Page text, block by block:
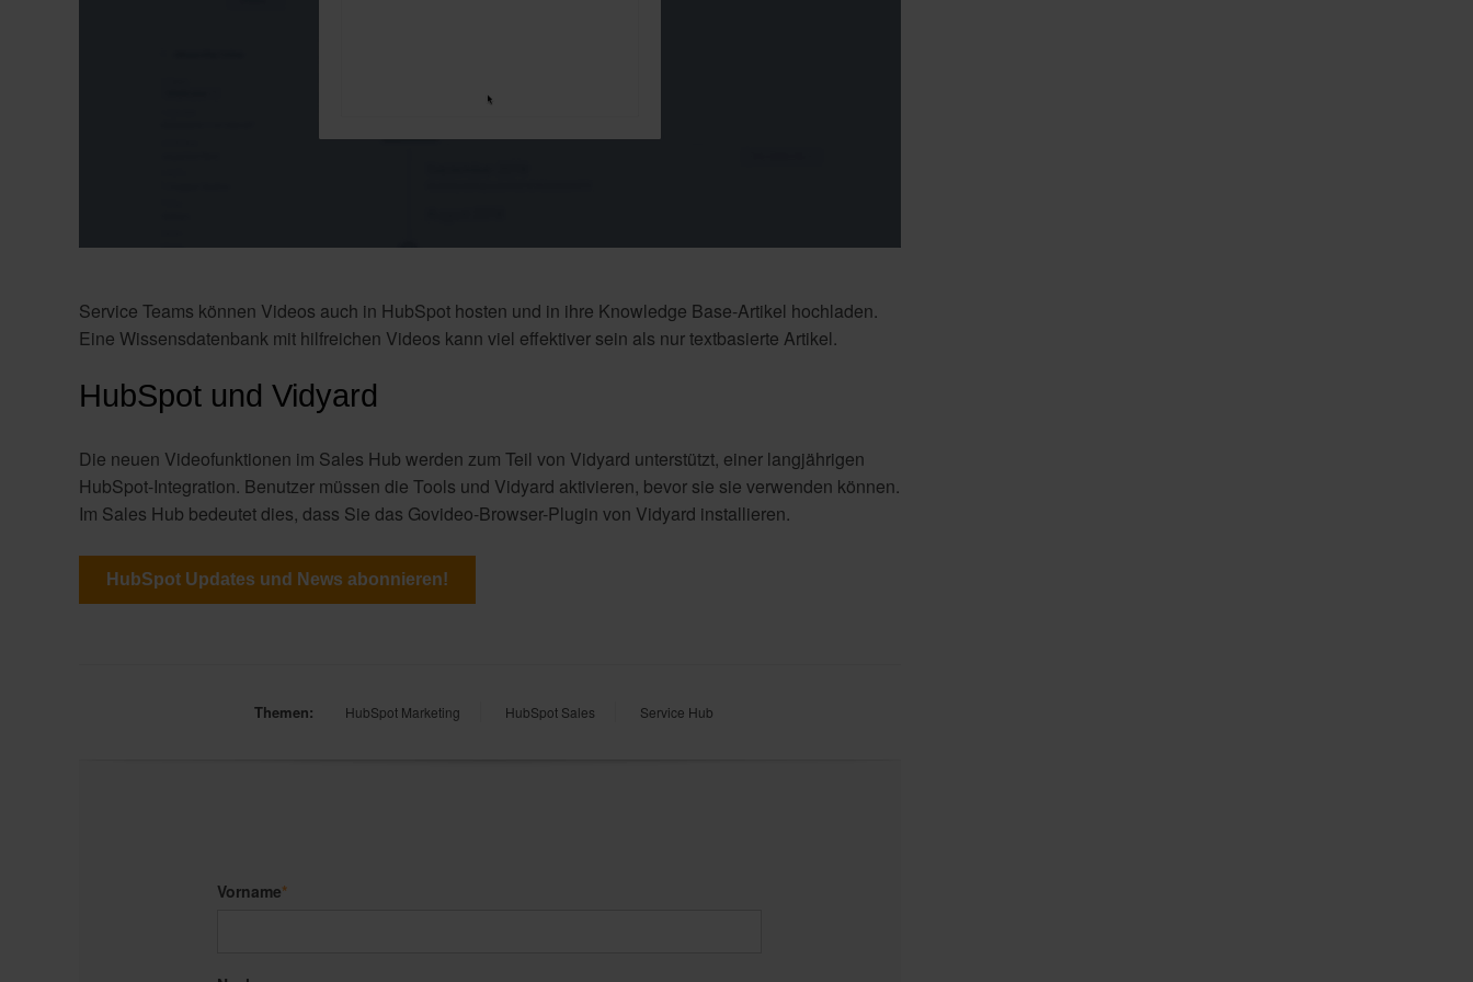
Service Teams können Videos auch in HubSpot hosten und in ihre Knowledge Base-Artikel hochladen.
Eine Wissensdatenbank mit hilfreichen Videos kann viel effektiver sein als nur textbasierte Artikel.
HubSpot und Vidyard
Die neuen Videofunktionen im Sales Hub werden zum Teil von Vidyard unterstützt, einer langjährigen
HubSpot-Integration. Benutzer müssen die Tools und Vidyard aktivieren, bevor sie sie verwenden können.
Im Sales Hub bedeutet dies, dass Sie das Govideo-Browser-Plugin von Vidyard installieren.
HubSpot Updates und News abonnieren!
Themen: HubSpot Marketing HubSpot Sales Service Hub
Vorname*